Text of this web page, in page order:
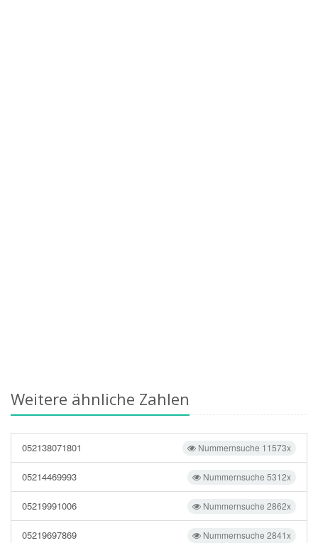
Weitere ähnliche Zahlen
Nummernsuche 11573x
052138071801
Nummernsuche 5312x
05214469993
Nummernsuche 2862x
05219991006
Nummernsuche 2841x
05219697869